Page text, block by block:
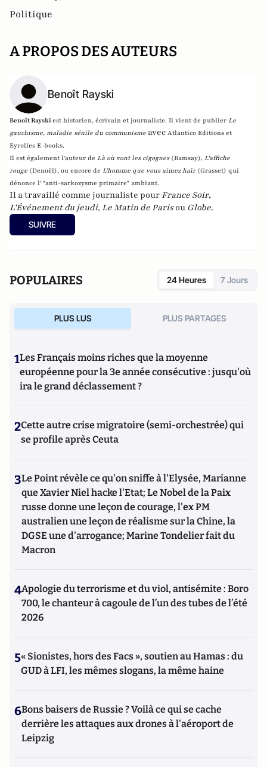
Politique
A PROPOS DES AUTEURS
Benoît Rayski
Benoît Rayskiest historien, écrivain et journaliste. Il vient de publier Le
gauchisme, maladie sénile du communisme avec Atlantico Editions et
Eyrolles E-books.
Il est également l'auteur de Là où vont les cigognes (Ramsay), L'affiche
rouge (Denoël), ou encore de L'homme que vous aimez haïr (Grasset) qui
dénonce l' "anti-sarkozysme primaire" ambiant.
Il a travaillé comme journaliste pour France Soir,
L'Événement du jeudi, Le Matin de Parisou Globe.
SUIVRE
POPULAIRES 24 Heures 7 Jours
PLUS LUS PLUS PARTAGES
1Les Français moins riches que la moyenne
européenne pour la 3e année consécutive : jusqu'où
ira le grand déclassement ?
2Cette autre crise migratoire (semi-orchestrée) qui
se profile après Ceuta
3Le Point révèle ce qu'on sniffe à l'Elysée, Marianne
que Xavier Niel hacke l'Etat; Le Nobel de la Paix
russe donne une leçon de courage, l'ex PM
australien une leçon de réalisme sur la Chine, la
DGSE une d'arrogance; Marine Tondelier fait du
Macron
4Apologie du terrorisme et du viol, antisémite : Boro
700, le chanteur à cagoule de l’un des tubes de l’été
2026
5« Sionistes, hors des Facs », soutien au Hamas : du
GUD à LFI, les mêmes slogans, la même haine
6Bons baisers de Russie ? Voilà ce qui se cache
derrière les attaques aux drones à l'aéroport de
Leipzig